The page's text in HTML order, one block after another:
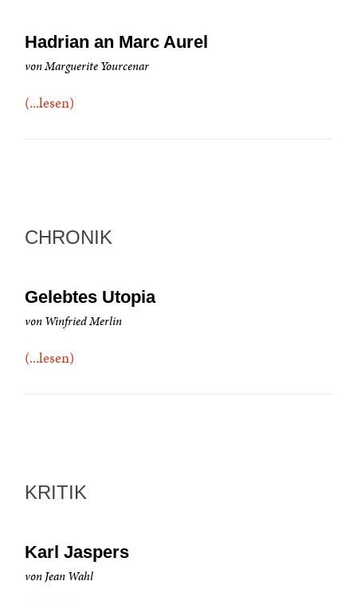
Hadrian an Marc Aurel
von Marguerite Yourcenar
(...lesen)
CHRONIK
Gelebtes Utopia
von Winfried Merlin
(...lesen)
KRITIK
Karl Jaspers
von Jean Wahl